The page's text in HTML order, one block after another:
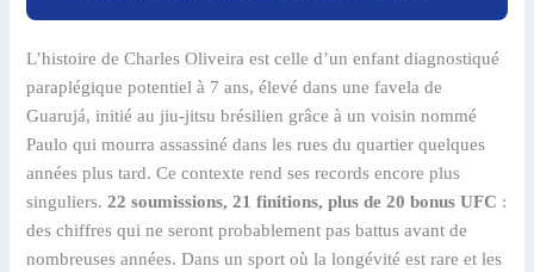
L’histoire de Charles Oliveira est celle d’un enfant diagnostiqué
paraplégique potentiel à 7 ans, élevé dans une favela de
Guarujá, initié au jiu-jitsu brésilien grâce à un voisin nommé
Paulo qui mourra assassiné dans les rues du quartier quelques
années plus tard. Ce contexte rend ses records encore plus
singuliers.22 soumissions, 21 finitions, plus de 20 bonus UFC :
des chiffres qui ne seront probablement pas battus avant de
nombreuses années. Dans un sport où la longévité est rare et les